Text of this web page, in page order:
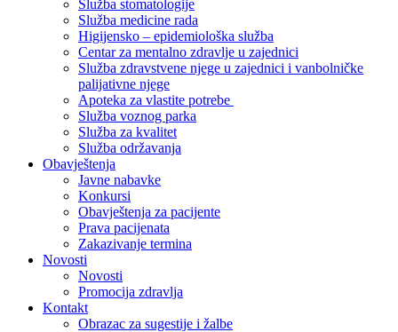
Služba stomatologije
Služba medicine rada
Higijensko – epidemiološka služba
Centar za mentalno zdravlje u zajednici
Služba zdravstvene njege u zajednici i vanbolničke
palijativne njege
Apoteka za vlastite potrebe
Služba voznog parka
Služba za kvalitet
Služba održavanja
Obavještenja
Javne nabavke
Konkursi
Obavještenja za pacijente
Prava pacijenata
Zakazivanje termina
Novosti
Novosti
Promocija zdravlja
Kontakt
Obrazac za sugestije i žalbe